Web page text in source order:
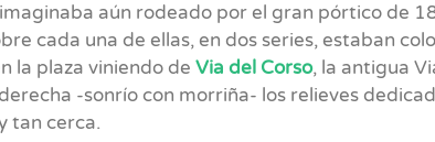
aún rodeado por el gran pórtico de
cada una de ellas, en dos series, estaban
la plaza viniendo de Via del Corso, la antigua
-sonrío con morriña- los relieves
tan cerca.